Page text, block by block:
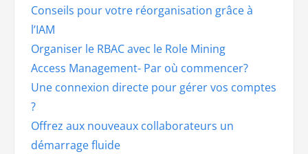
Conseils pour votre réorganisation grâce à
l’IAM
Organiser le RBAC avec le Role Mining
Access Management- Par où commencer?
Une connexion directe pour gérer vos comptes
?
Offrez aux nouveaux collaborateurs un
démarrage fluide